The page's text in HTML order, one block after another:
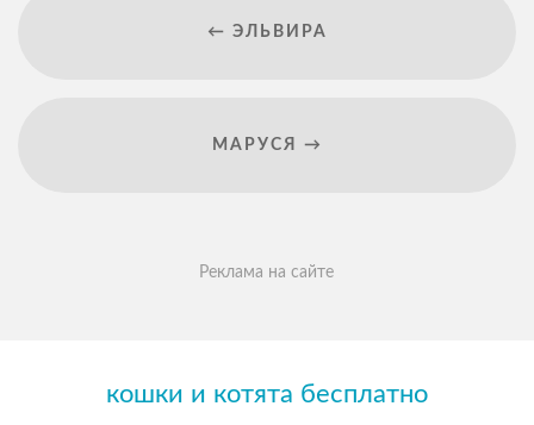
← ЭЛЬВИРА
МАРУСЯ →
Реклама на сайте
кошки и котята бесплатно